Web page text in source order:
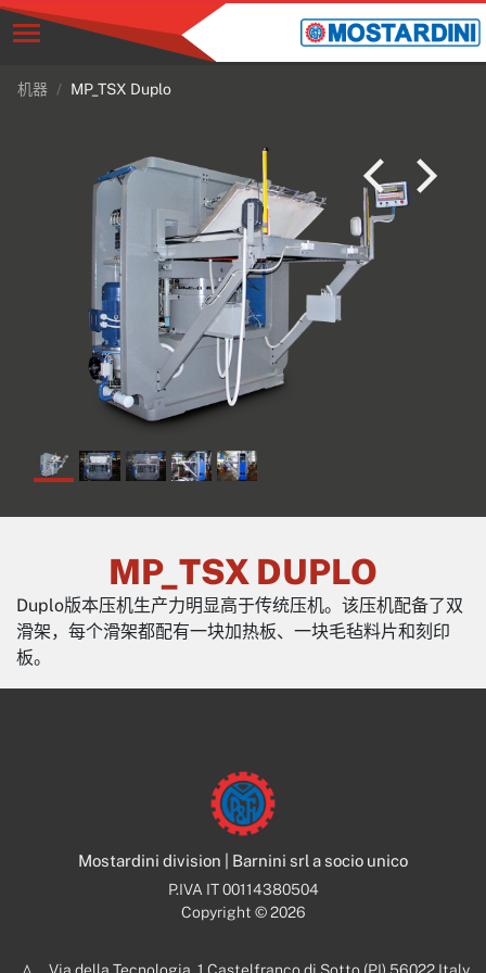
机器 MP_TSX Duplo
MP_TSX DUPLO
Duplo版本压机生产力明显高于传统压机。该压机配备了双
滑架，每个滑架都配有一块加热板、一块毛毡料片和刻印
板。
Mostardini division | Barnini srl a socio unico
P.IVA IT 00114380504
Copyright © 2026